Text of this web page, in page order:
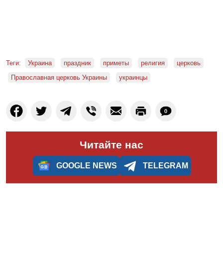
Теги: Украина праздник приметы религия
церковь
Православная церковь Украины
украинцы
0
Читайте нас
GOOGLE NEWS TELEGRAM